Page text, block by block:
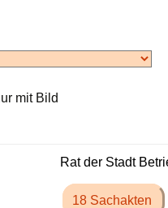
mit Bild
Rat der Stadt
18 Sachakten